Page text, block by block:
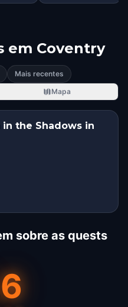
em Coventry
Mais recentes
Mapa
the Shadows in
sobre as quests